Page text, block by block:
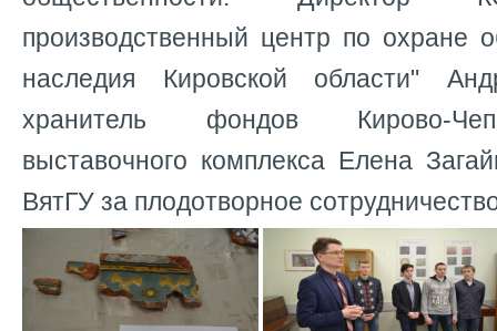
производственный центр по охране
наследия Кировской области"
хранитель фондов Кирово-
выставочного комплекса Елена
ВятГУ за плодотворное